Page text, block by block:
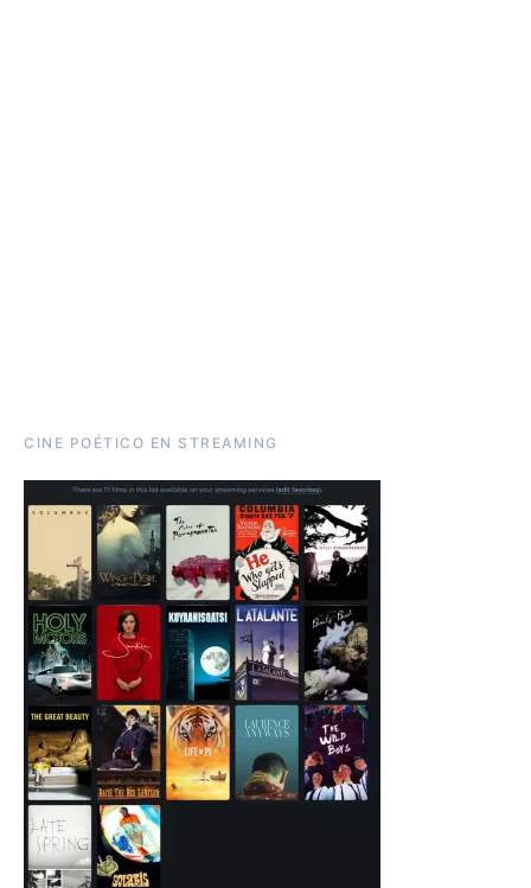
CINE POÉTICO EN STREAMING